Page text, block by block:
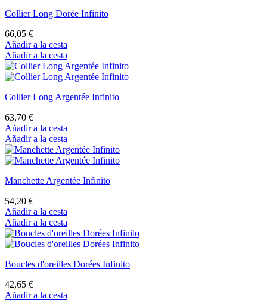
Collier Long Dorée Infinito
66,05 €
Añadir a la cesta
Añadir a la cesta
Collier Long Argentée Infinito
63,70 €
Añadir a la cesta
Añadir a la cesta
Manchette Argentée Infinito
54,20 €
Añadir a la cesta
Añadir a la cesta
Boucles d'oreilles Dorées Infinito
42,65 €
Añadir a la cesta